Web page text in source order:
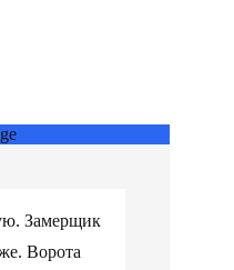
Замерщик
Ворота